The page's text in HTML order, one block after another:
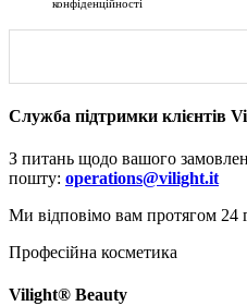
конфіденційності
Служба підтримки клієнтів
З питань щодо вашого
пошту: operations@vilight.it
Ми відповімо вам протягом 24
Професійна косметика
Vilight® Beauty